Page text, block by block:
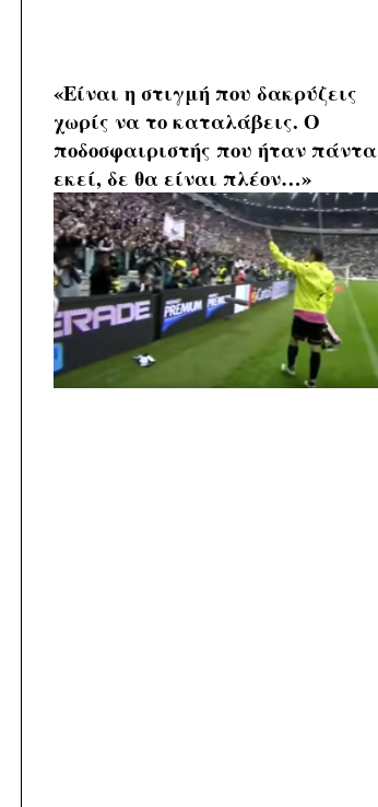
«Είναι η στιγμή που δακρύζεις
χωρίς να το καταλάβεις. Ο
ποδοσφαιριστής που ήταν πάντα
εκεί, δε θα είναι πλέον…»